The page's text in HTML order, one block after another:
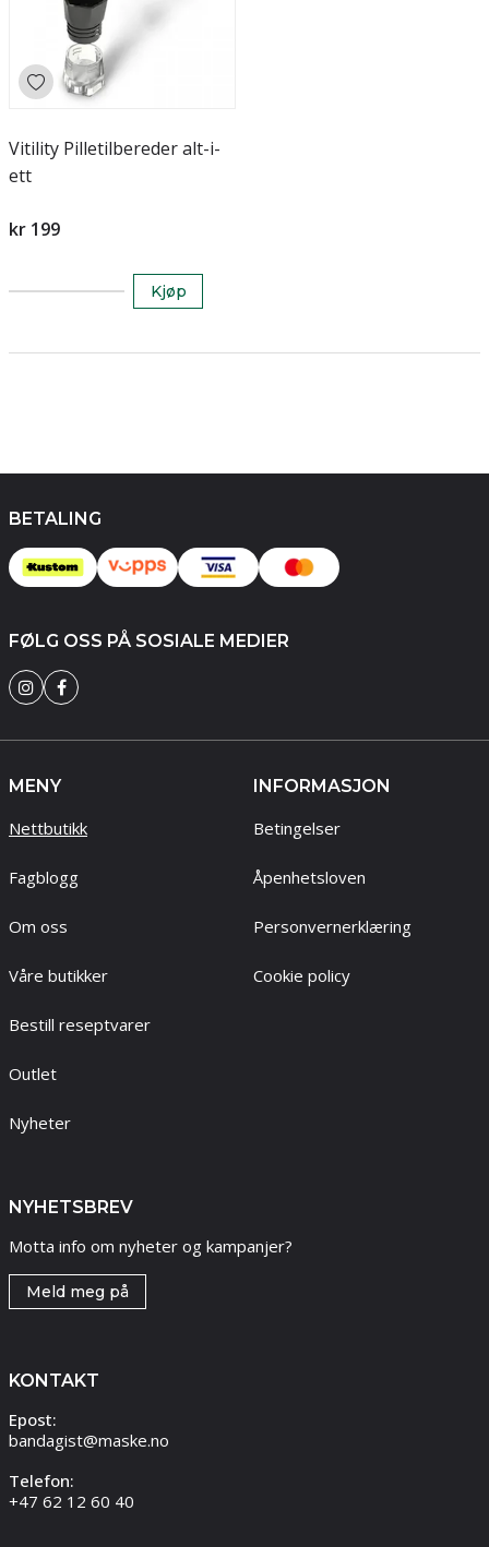
Vitility Pilletilbereder alt-i-
ett
kr 199
Kjøp
BETALING
FØLG OSS PÅ SOSIALE MEDIER
MENY
Nettbutikk
Fagblogg
Om oss
Våre butikker
Bestill reseptvarer
Outlet
Nyheter
INFORMASJON
Betingelser
Åpenhetsloven
Personvernerklæring
Cookie policy
NYHETSBREV
Motta info om nyheter og kampanjer?
Meld meg på
KONTAKT
Epost:
bandagist@maske.no
Telefon:
+47 62 12 60 40